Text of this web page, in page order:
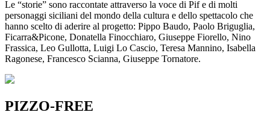
Le “storie” sono raccontate attraverso la voce di Pif e di molti
personaggi siciliani del mondo della cultura e dello spettacolo che
hanno scelto di aderire al progetto: Pippo Baudo, Paolo Briguglia,
Ficarra&Picone, Donatella Finocchiaro, Giuseppe Fiorello, Nino
Frassica, Leo Gullotta, Luigi Lo Cascio, Teresa Mannino, Isabella
Ragonese, Francesco Scianna, Giuseppe Tornatore.
PIZZO-FREE